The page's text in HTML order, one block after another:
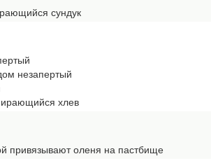
сундук
незапертый
хлев
привязывают оленя на пастбище